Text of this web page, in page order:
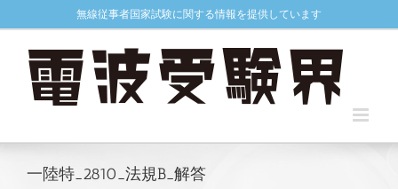
to
無線従事者国家試験に関する情報を提供しています
一陸特_2810_法規B_解答